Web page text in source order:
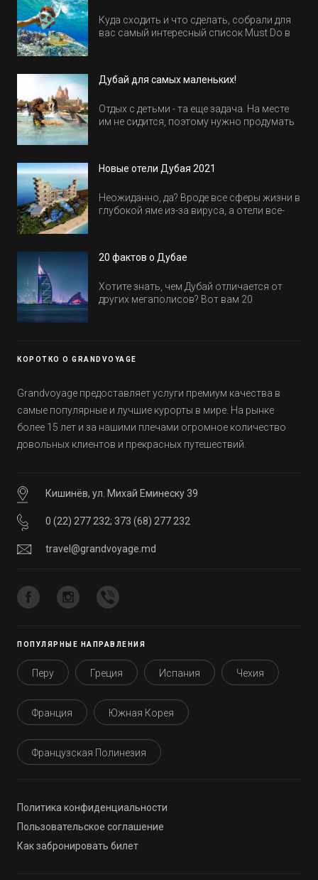
Куда сходить и что сделать, собрали для
вас самый интересный список Must Do в
Дубай для самых маленьких!
Отдых с детьми - та еще задача. На месте
им не сидится, поэтому нужно продумать
Новые отели Дубая 2021
Неожиданно, да? Вроде все сферы жизни в
глубокой яме из-за вируса, а отели все-
обычно на первые заезды дают промо-
20 фактов о Дубае
Хотите знать, чем Дубай отличается от
других мегаполисов? Вот вам 20
КОРОТКО О GRANDVOYAGE
Grandvoyage предоставляет услуги премиум качества в
самые популярные и лучшие курорты в мире. На рынке
более 15 лет и за нашими плечами огромное количество
довольных клиентов и прекрасных путешествий.
Кишинёв, ул. Михай Еминеску 39
0 (22) 277 232; 373 (68) 277 232
travel@grandvoyage.md
ПОПУЛЯРНЫЕ НАПРАВЛЕНИЯ
Перу Греция Испания Чехия
Франция Южная Корея
Французская Полинезия
Политика конфиденциальности
Пользовательское соглашение
Как забронировать билет